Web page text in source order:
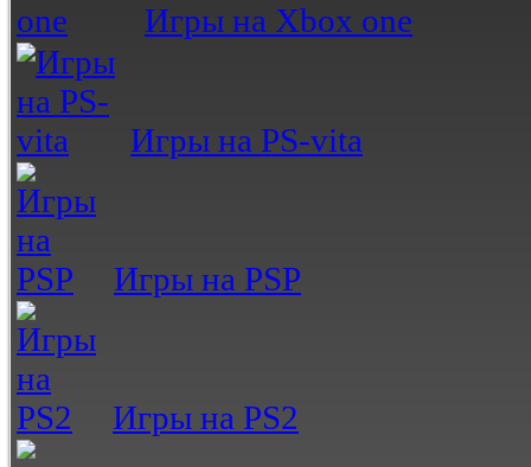
Игры на Xbox one
Игры на PS-vita
Игры на PSP
Игры на PS2